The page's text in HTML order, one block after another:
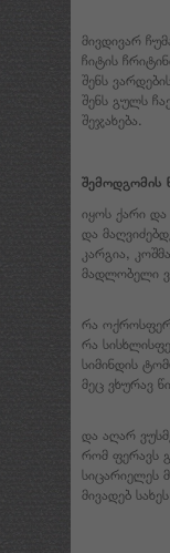
მივდივარ
ჩიტის
შენს
შენს გულს
შეჯახება.
შემოდგომის
იყოს ქარი და
და
კარგია,
მადლობელი
რა
რა
სიმინდის
მეც ვხურავ
და აღარ
რომ ფერავს
სიცარიელეს
მივადებ